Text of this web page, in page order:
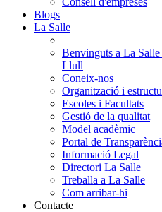
Blogs
La Salle
Benvinguts a La
Llull
Coneix-nos
Organització i
Escoles i Facultats
Gestió de la qualitat
Model acadèmic
Portal de
Informació Legal
Directori La Salle
Treballa a La Salle
Com arribar-hi
Contacte